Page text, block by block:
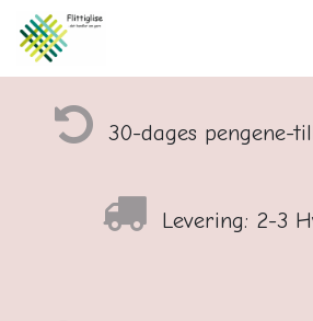
30-dages pengene-
Levering: 2-3